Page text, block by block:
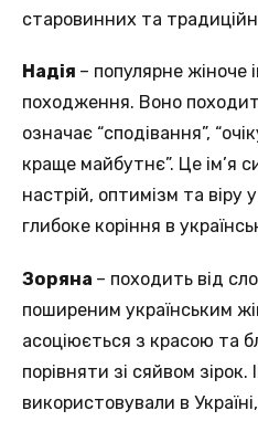
старовинних та
Надія – популярне жіноче
походження. Воно
означає “сподівання”,
краще майбутнє”. Це ім’я
настрій, оптимізм та віру
глибоке коріння в
Зоряна – походить від
поширеним українським
асоціюється з красою та
порівняти зі сяйвом зірок.
використовували в